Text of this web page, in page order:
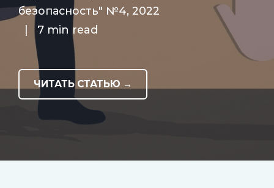
безопасность" №4, 2022
|
7 min read
ЧИТАТЬ СТАТЬЮ →